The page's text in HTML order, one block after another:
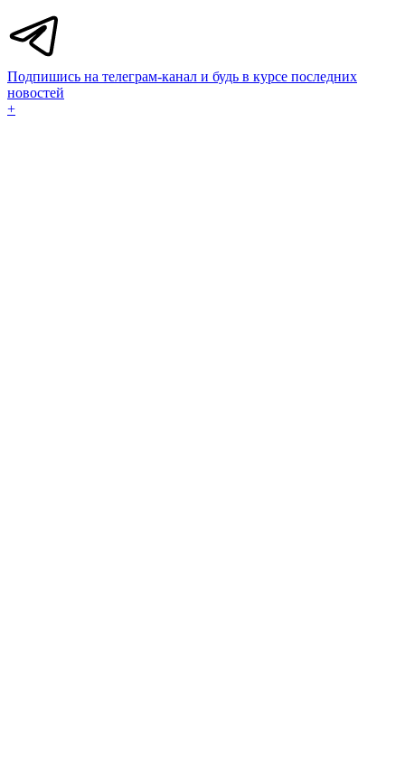
Подпишись на телеграм-канал и будь в курсе последних
новостей
+